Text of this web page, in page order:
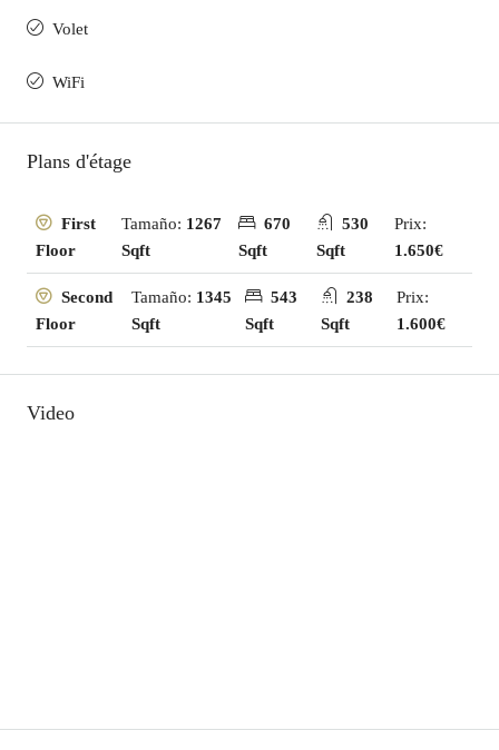
Volet
WiFi
Plans d'étage
First
Floor
Tamaño: 1267
Sqft
670
Sqft
530
Sqft
Prix:
1.650€
Second
Floor
Tamaño: 1345
Sqft
543
Sqft
238
Sqft
Prix:
1.600€
Video